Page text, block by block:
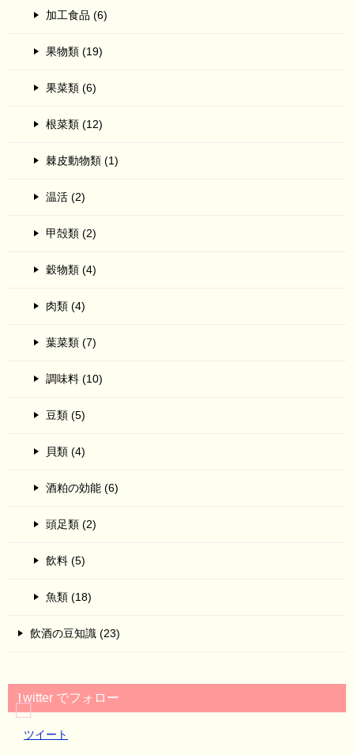
加工食品 (6)
果物類 (19)
果菜類 (6)
根菜類 (12)
棘皮動物類 (1)
温活 (2)
甲殻類 (2)
穀物類 (4)
肉類 (4)
葉菜類 (7)
調味料 (10)
豆類 (5)
貝類 (4)
酒粕の効能 (6)
頭足類 (2)
飲料 (5)
魚類 (18)
飲酒の豆知識 (23)
Twitter でフォロー
ツイート